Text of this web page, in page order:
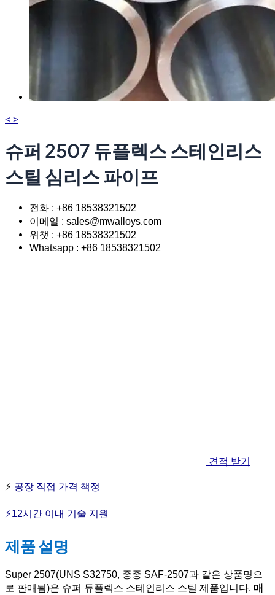
< >
슈퍼 2507 듀플렉스 스테인리스
스틸 심리스 파이프
전화 : +86 18538321502
이메일 : sales@mwalloys.com
위챗 : +86 18538321502
Whatsapp : +86 18538321502
견적 받기
⚡ 공장 직접 가격 책정
⚡12시간 이내 기술 지원
제품 설명
Super 2507(UNS S32750, 종종 SAF-2507과 같은 상품명으
로 판매됨)은 슈퍼 듀플렉스 스테인리스 스틸 제품입니다. 매